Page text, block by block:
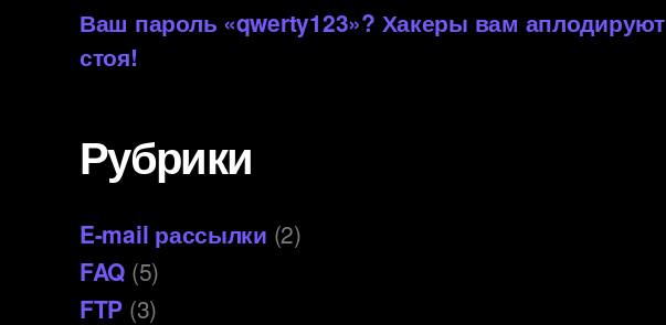
Ваш пароль «qwerty123»? Хакеры вам аплодируют
стоя!
Рубрики
E-mail рассылки (2)
FAQ (5)
FTP (3)